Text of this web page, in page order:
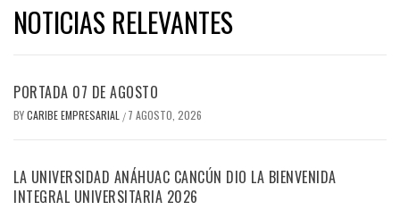
NOTICIAS RELEVANTES
PORTADA 07 DE AGOSTO
BYCARIBE EMPRESARIAL / 7 AGOSTO, 2026
LA UNIVERSIDAD ANÁHUAC CANCÚN DIO LA BIENVENIDA
INTEGRAL UNIVERSITARIA 2026